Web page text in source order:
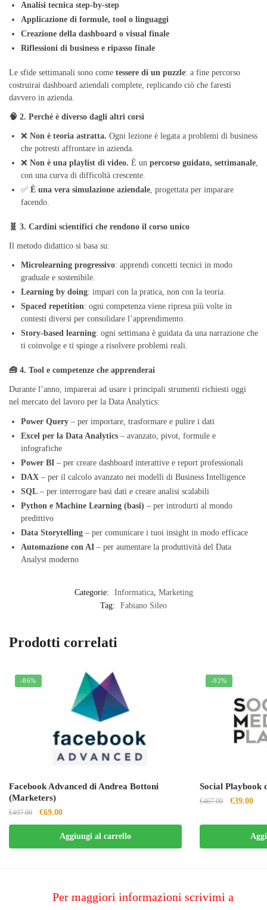
Analisi tecnica step-by-step
Applicazione di formule, tool o linguaggi
Creazione della dashboard o visual finale
Riflessioni di business e ripasso finale
Le sfide settimanali sono come tessere di un puzzle: a fine percorso
costruirai dashboard aziendali complete, replicando ciò che faresti
davvero in azienda.
🧠 2. Perché è diverso dagli altri corsi
❌ Non è teoria astratta. Ogni lezione è legata a problemi di business
che potresti affrontare in azienda.
❌ Non è una playlist di video. È un percorso guidato, settimanale,
con una curva di difficoltà crescente.
✅ È una vera simulazione aziendale, progettata per imparare
facendo.
🧬 3. Cardini scientifici che rendono il corso unico
Il metodo didattico si basa su:
Microlearning progressivo: apprendi concetti tecnici in modo
graduale e sostenibile.
Learning by doing: impari con la pratica, non con la teoria.
Spaced repetition: ogni competenza viene ripresa più volte in
contesti diversi per consolidare l’apprendimento.
Story-based learning: ogni settimana è guidata da una narrazione che
ti coinvolge e ti spinge a risolvere problemi reali.
🧰 4. Tool e competenze che apprenderai
Durante l’anno, imparerai ad usare i principali strumenti richiesti oggi
nel mercato del lavoro per la Data Analytics:
Power Query – per importare, trasformare e pulire i dati
Excel per la Data Analytics – avanzato, pivot, formule e
infografiche
Power BI – per creare dashboard interattive e report professionali
DAX – per il calcolo avanzato nei modelli di Business Intelligence
SQL – per interrogare basi dati e creare analisi scalabili
Python e Machine Learning (basi) – per introdurti al mondo
predittivo
Data Storytelling – per comunicare i tuoi insight in modo efficace
Automazione con AI – per aumentare la produttività del Data
Analyst moderno
Categorie: Informatica, Marketing
Tag:
Fabiano Sileo
Prodotti correlati
-86%
Facebook Advanced di Andrea Bottoni
(Marketers)
€497.00
Il
prezzo
originale
era:
€69.00Il
prezzo
attuale
è:
Aggiungi al carrello
-92%
Social Playbook
€467.00
Il
originale
€39.00Il
è:
Per maggiori informazioni scrivimi a